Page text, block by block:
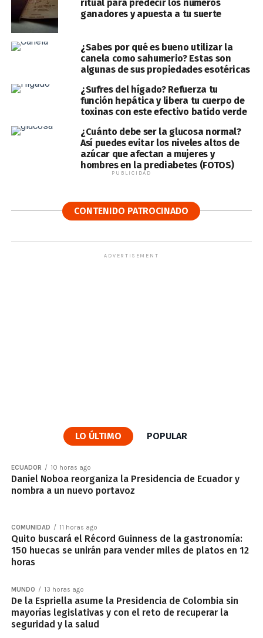
ritual para predecir los números
ganadores y apuesta a tu suerte
¿Sabes por qué es bueno utilizar la
canela como sahumerio? Estas son
algunas de sus propiedades esotéricas
¿Sufres del hígado? Refuerza tu
función hepática y libera tu cuerpo de
toxinas con este efectivo batido verde
¿Cuánto debe ser la glucosa normal?
Así puedes evitar los niveles altos de
azúcar que afectan a mujeres y
hombres en la prediabetes (FOTOS)
PUBLICIDAD
CONTENIDO PATROCINADO
ADVERTISEMENT
LO ÚLTIMO POPULAR
ECUADOR 10 horas ago
Daniel Noboa reorganiza la Presidencia de Ecuador y
nombra a un nuevo portavoz
COMUNIDAD 11 horas ago
Quito buscará el Récord Guinness de la gastronomía:
150 huecas se unirán para vender miles de platos en 12
horas
MUNDO 13 horas ago
De la Espriella asume la Presidencia de Colombia sin
mayorías legislativas y con el reto de recuperar la
seguridad y la salud